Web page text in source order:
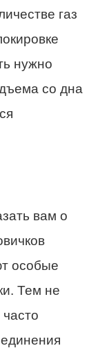
газ
нужно
со дна
вам о
особые
Тем не